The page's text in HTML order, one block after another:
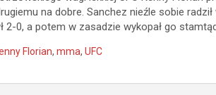
na dobre. Sanchez nieźle sobie
2-0, a potem w zasadzie wykopał go
Florian, mma, UFC